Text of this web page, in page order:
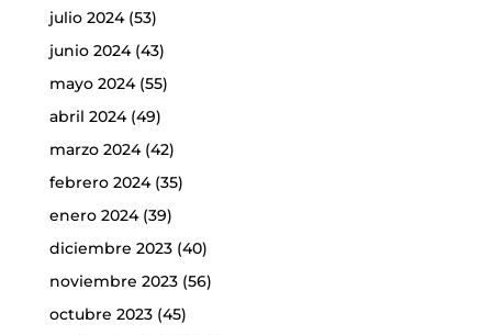
julio 2024(53)
junio 2024(43)
mayo 2024(55)
abril 2024(49)
marzo 2024(42)
febrero 2024(35)
enero 2024(39)
diciembre 2023(40)
noviembre 2023(56)
octubre 2023(45)